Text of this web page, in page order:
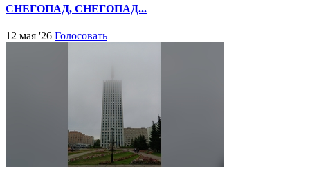
СНЕГОПАД, СНЕГОПАД...
12 мая '26 Голосовать